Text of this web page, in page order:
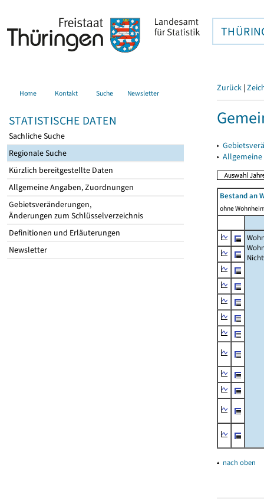
Home Kontakt Suche Newsletter
STATISTISCHE DATEN
Sachliche Suche
Regionale Suche
Kürzlich bereitgestellte Daten
Allgemeine Angaben, Zuordnungen
Gebietsveränderungen,
Änderungen zum Schlüsselverzeichnis
Definitionen und Erläuterungen
Newsletter
Zurück |
▸
▸
Bestand an
ohne
▴ nach oben